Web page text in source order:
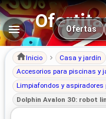
Ofertas
Inicio Casa y jardín
Accesorios para piscinas y
Limpiafondos y
Dolphin Avalon 30: robot